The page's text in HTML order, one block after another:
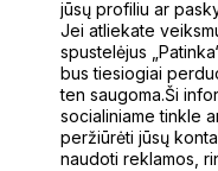
jūsų profiliu ar
Jei atliekate
spustelėjus
bus tiesiogiai
ten saugoma.Ši
socialiniame tinkle
peržiūrėti jūsų
naudoti reklamos,